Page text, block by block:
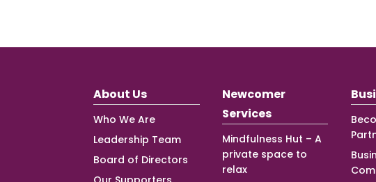
About Us
Who We Are
Leadership Team
Board of Directors
Newcomer
Services
Mindfulness Hut – A
private space to
relax